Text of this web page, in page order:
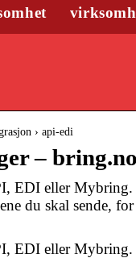
› api-edi
– bring.no
EDI eller
du skal sende,
EDI eller Mybring.